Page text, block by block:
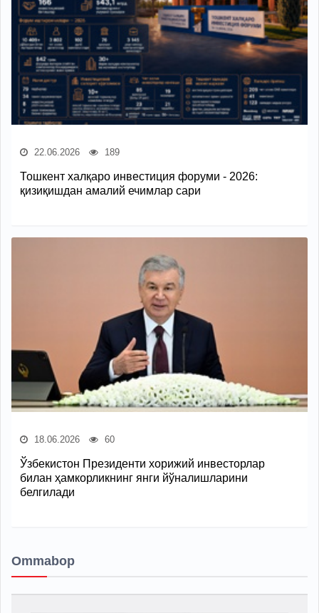
22.06.2026 189
Тошкент халқаро инвестиция форуми - 2026:
қизиқишдан амалий ечимлар сари
18.06.2026 60
Ўзбекистон Президенти хорижий инвесторлар
билан ҳамкорликнинг янги йўналишларини
белгилади
Ommabop